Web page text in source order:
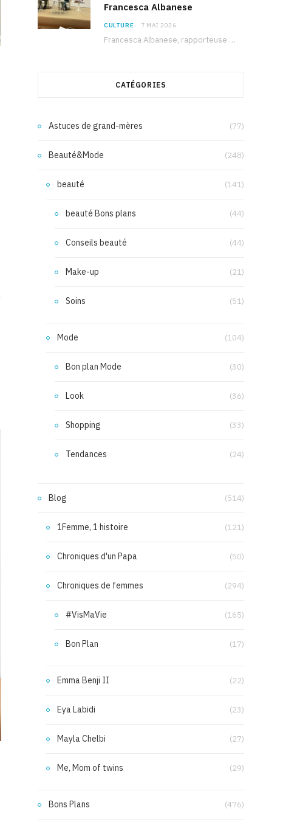
Francesca Albanese
CULTURE 7 MAI 2026
Francesca Albanese, rapporteuse spéciale de l’ONU sur les territoires palestiniens occupés, était à Tunis pour…
CATÉGORIES
Astuces de grand-mères (77)
Beauté&Mode (248)
beauté (141)
beauté Bons plans (44)
Conseils beauté (44)
Make-up (21)
Soins (51)
Mode (104)
Bon plan Mode (30)
Look (36)
Shopping (33)
Tendances (24)
Blog (514)
1Femme, 1 histoire (121)
Chroniques d'un Papa (50)
Chroniques de femmes (294)
#VisMaVie (165)
Bon Plan (17)
Emma Benji II (22)
Eya Labidi (23)
Mayla Chelbi (27)
Me, Mom of twins (29)
Bons Plans (476)